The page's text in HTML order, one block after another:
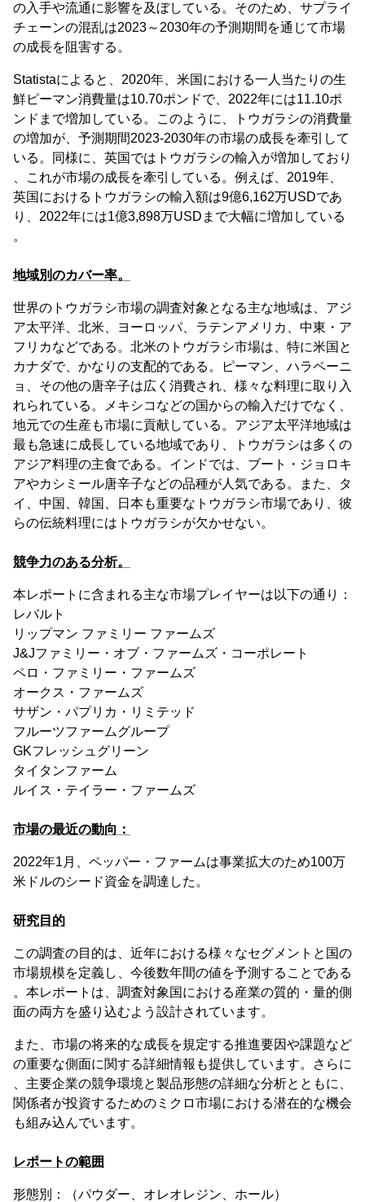
の入手や流通に影響を及ぼしている。そのため、サプライ
チェーンの混乱は2023～2030年の予測期間を通じて市場
の成長を阻害する。
Statistaによると、2020年、米国における一人当たりの生
鮮ピーマン消費量は10.70ポンドで、2022年には11.10ポ
ンドまで増加している。このように、トウガラシの消費量
の増加が、予測期間2023-2030年の市場の成長を牽引して
いる。同様に、英国ではトウガラシの輸入が増加しており
、これが市場の成長を牽引している。例えば、2019年、
英国におけるトウガラシの輸入額は9億6,162万USDであ
り、2022年には1億3,898万USDまで大幅に増加している
。
地域別のカバー率。
世界のトウガラシ市場の調査対象となる主な地域は、アジ
ア太平洋、北米、ヨーロッパ、ラテンアメリカ、中東・ア
フリカなどである。北米のトウガラシ市場は、特に米国と
カナダで、かなりの支配的である。ピーマン、ハラペーニ
ョ、その他の唐辛子は広く消費され、様々な料理に取り入
れられている。メキシコなどの国からの輸入だけでなく、
地元での生産も市場に貢献している。アジア太平洋地域は
最も急速に成長している地域であり、トウガラシは多くの
アジア料理の主食である。インドでは、ブート・ジョロキ
アやカシミール唐辛子などの品種が人気である。また、タ
イ、中国、韓国、日本も重要なトウガラシ市場であり、彼
らの伝統料理にはトウガラシが欠かせない。
競争力のある分析。
本レポートに含まれる主な市場プレイヤーは以下の通り：
レバルト
リップマン ファミリー ファームズ
J&Jファミリー・オブ・ファームズ・コーポレート
ペロ・ファミリー・ファームズ
オークス・ファームズ
サザン・パプリカ・リミテッド
フルーツファームグループ
GKフレッシュグリーン
タイタンファーム
ルイス・テイラー・ファームズ
市場の最近の動向：
2022年1月、ペッパー・ファームは事業拡大のため100万
米ドルのシード資金を調達した。
研究目的
この調査の目的は、近年における様々なセグメントと国の
市場規模を定義し、今後数年間の値を予測することである
。本レポートは、調査対象国における産業の質的・量的側
面の両方を盛り込むよう設計されています。
また、市場の将来的な成長を規定する推進要因や課題など
の重要な側面に関する詳細情報も提供しています。さらに
、主要企業の競争環境と製品形態の詳細な分析とともに、
関係者が投資するためのミクロ市場における潜在的な機会
も組み込んでいます。
レポートの範囲
形態別：（パウダー、オレオレジン、ホール）